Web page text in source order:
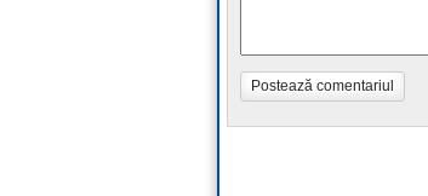
Postează comentariul